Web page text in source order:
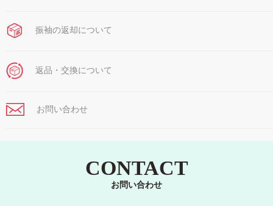
振袖の返却について
返品・交換について
お問い合わせ
CONTACT
お問い合わせ